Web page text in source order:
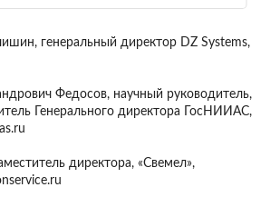
генеральный директор DZ Systems,
Федосов, научный руководитель,
Генерального директора ГосНИИАС,
директора, «Свемел»,